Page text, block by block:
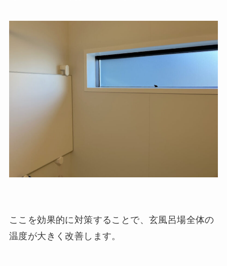
ここを効果的に対策することで、玄風呂場全体の
温度が大きく改善します。